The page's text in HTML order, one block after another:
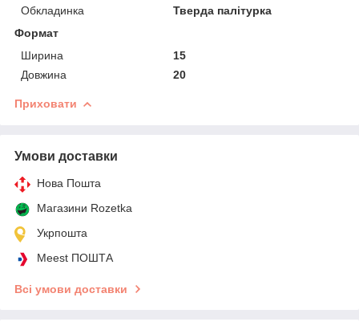
Обкладинка
Тверда палітурка
Формат
Ширина
15
Довжина
20
Приховати
Умови доставки
Нова Пошта
Магазини Rozetka
Укрпошта
Meest ПОШТА
Всі умови доставки